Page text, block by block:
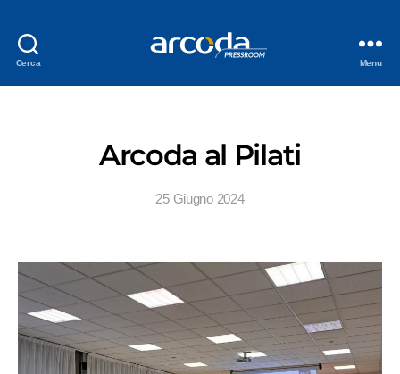
Cerca Menu
Arcoda al Pilati
25 Giugno 2024